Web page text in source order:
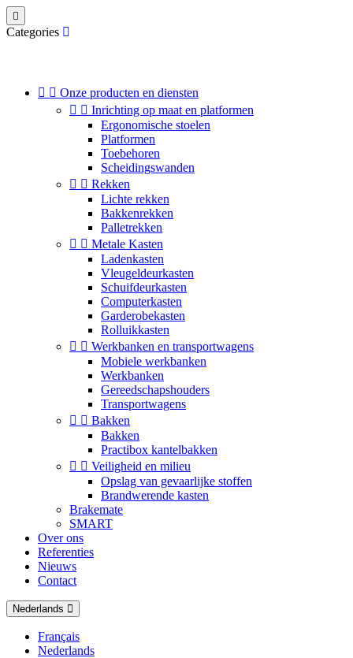

Categories
  Onze producten en diensten
  Inrichting op maat en platformen
Ergonomische stoelen
Platformen
Toebehoren
Scheidingswanden
  Rekken
Lichte rekken
Bakkenrekken
Palletrekken
  Metale Kasten
Ladenkasten
Vleugeldeurkasten
Schuifdeurkasten
Computerkasten
Garderobekasten
Rolluikkasten
  Werkbanken en transportwagens
Mobiele werkbanken
Werkbanken
Gereedschapshouders
Transportwagens
  Bakken
Bakken
Practibox kantelbakken
  Veiligheid en milieu
Opslag van gevaarlijke stoffen
Brandwerende kasten
Brakemate
SMART
Over ons
Referenties
Nieuws
Contact
Nederlands
Français
Nederlands